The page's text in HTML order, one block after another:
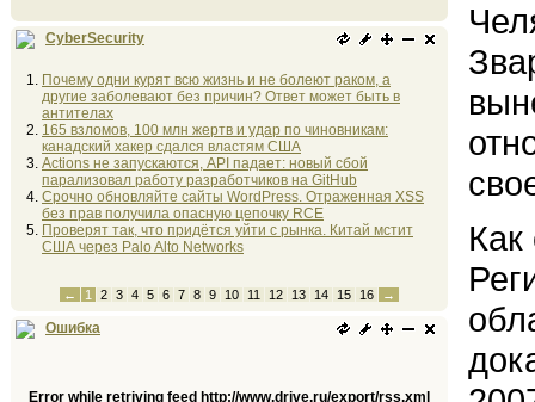
CyberSecurity
Почему одни курят всю жизнь и не болеют раком, а
другие заболевают без причин? Ответ может быть в
антителах
165 взломов, 100 млн жертв и удар по чиновникам:
канадский хакер сдался властям США
Actions не запускаются, API падает: новый сбой
парализовал работу разработчиков на GitHub
Срочно обновляйте сайты WordPress. Отраженная XSS
без прав получила опасную цепочку RCE
Проверят так, что придётся уйти с рынка. Китай мстит
США через Palo Alto Networks
← 1 2 3 4 5 6 7 8 9 10 11 12 13 14 15 16 →
Ошибка
Error while retriving feed http://www.drive.ru/export/rss.xml